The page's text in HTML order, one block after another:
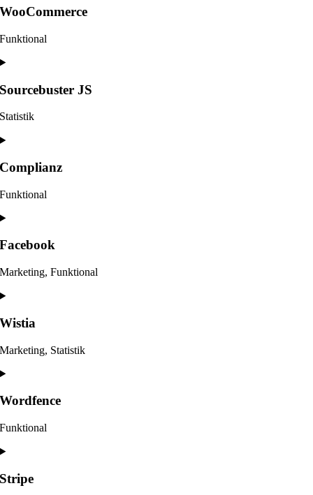
WooCommerce
Funktional
Sourcebuster JS
Statistik
Complianz
Funktional
Facebook
Marketing, Funktional
Wistia
Marketing, Statistik
Wordfence
Funktional
Stripe